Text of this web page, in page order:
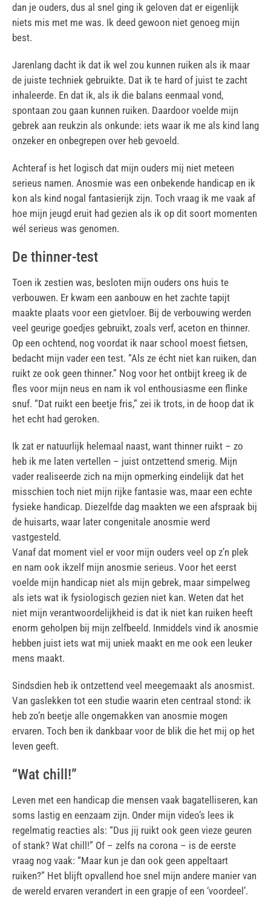
dan je ouders, dus al snel ging ik geloven dat er eigenlijk
niets mis met me was. Ik deed gewoon niet genoeg mijn
best.
Jarenlang dacht ik dat ik wel zou kunnen ruiken als ik maar
de juiste techniek gebruikte. Dat ik te hard of juist te zacht
inhaleerde. En dat ik, als ik die balans eenmaal vond,
spontaan zou gaan kunnen ruiken. Daardoor voelde mijn
gebrek aan reukzin als onkunde: iets waar ik me als kind lang
onzeker en onbegrepen over heb gevoeld.
Achteraf is het logisch dat mijn ouders mij niet meteen
serieus namen. Anosmie was een onbekende handicap en ik
kon als kind nogal fantasierijk zijn. Toch vraag ik me vaak af
hoe mijn jeugd eruit had gezien als ik op dit soort momenten
wél serieus was genomen.
De thinner-test
Toen ik zestien was, besloten mijn ouders ons huis te
verbouwen. Er kwam een aanbouw en het zachte tapijt
maakte plaats voor een gietvloer. Bij de verbouwing werden
veel geurige goedjes gebruikt, zoals verf, aceton en thinner.
Op een ochtend, nog voordat ik naar school moest fietsen,
bedacht mijn vader een test. “Als ze écht niet kan ruiken, dan
ruikt ze ook geen thinner.” Nog voor het ontbijt kreeg ik de
fles voor mijn neus en nam ik vol enthousiasme een flinke
snuf. “Dat ruikt een beetje fris,” zei ik trots, in de hoop dat ik
het echt had geroken.
Ik zat er natuurlijk helemaal naast, want thinner ruikt – zo
heb ik me laten vertellen – juist ontzettend smerig. Mijn
vader realiseerde zich na mijn opmerking eindelijk dat het
misschien toch niet mijn rijke fantasie was, maar een echte
fysieke handicap. Diezelfde dag maakten we een afspraak bij
de huisarts, waar later congenitale anosmie werd
vastgesteld.
Vanaf dat moment viel er voor mijn ouders veel op z’n plek
en nam ook ikzelf mijn anosmie serieus. Voor het eerst
voelde mijn handicap niet als mijn gebrek, maar simpelweg
als iets wat ik fysiologisch gezien niet kan. Weten dat het
niet mijn verantwoordelijkheid is dat ik niet kan ruiken heeft
enorm geholpen bij mijn zelfbeeld. Inmiddels vind ik anosmie
hebben juist iets wat mij uniek maakt en me ook een leuker
mens maakt.
Sindsdien heb ik ontzettend veel meegemaakt als anosmist.
Van gaslekken tot een studie waarin eten centraal stond: ik
heb zo’n beetje alle ongemakken van anosmie mogen
ervaren. Toch ben ik dankbaar voor de blik die het mij op het
leven geeft.
“Wat chill!”
Leven met een handicap die mensen vaak bagatelliseren, kan
soms lastig en eenzaam zijn. Onder mijn video’s lees ik
regelmatig reacties als: “Dus jij ruikt ook geen vieze geuren
of stank? Wat chill!” Of – zelfs na corona – is de eerste
vraag nog vaak: “Maar kun je dan ook geen appeltaart
ruiken?” Het blijft opvallend hoe snel mijn andere manier van
de wereld ervaren verandert in een grapje of een ‘voordeel’.